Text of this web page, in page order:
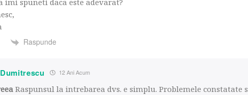
Raspunde
12 Ani Acum
Raspunsul la intrebarea dvs. e simplu. Problemele constatate